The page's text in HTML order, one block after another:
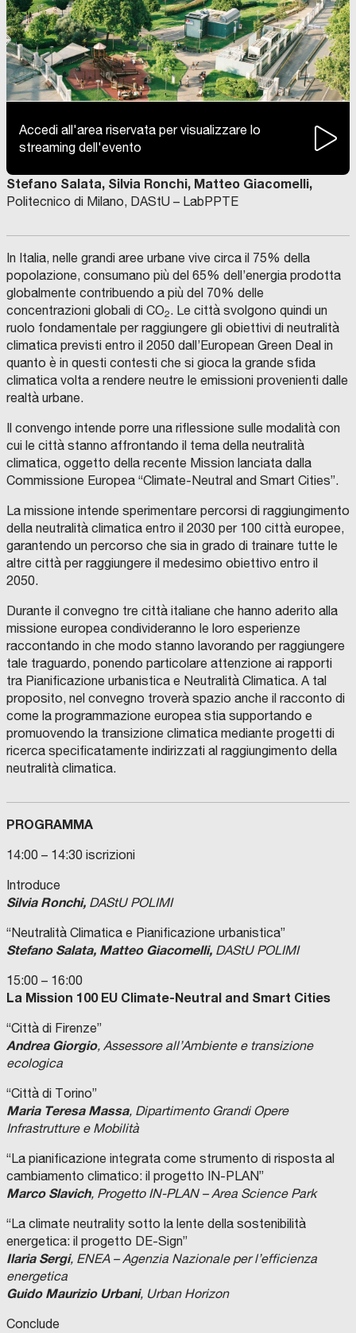
Accedi all'area riservata per visualizzare lo
streaming dell'evento
Stefano Salata, Silvia Ronchi, Matteo Giacomelli,
Politecnico di Milano, DAStU – LabPPTE
In Italia, nelle grandi aree urbane vive circa il 75% della
popolazione, consumano più del 65% dell’energia prodotta
globalmente contribuendo a più del 70% delle
concentrazioni globali di CO2. Le città svolgono quindi un
ruolo fondamentale per raggiungere gli obiettivi di neutralità
climatica previsti entro il 2050 dall’European Green Deal in
quanto è in questi contesti che si gioca la grande sfida
climatica volta a rendere neutre le emissioni provenienti dalle
realtà urbane.
Il convengo intende porre una riflessione sulle modalità con
cui le città stanno affrontando il tema della neutralità
climatica, oggetto della recente Mission lanciata dalla
Commissione Europea “Climate-Neutral and Smart Cities”.
La missione intende sperimentare percorsi di raggiungimento
della neutralità climatica entro il 2030 per 100 città europee,
garantendo un percorso che sia in grado di trainare tutte le
altre città per raggiungere il medesimo obiettivo entro il
2050.
Durante il convegno tre città italiane che hanno aderito alla
missione europea condivideranno le loro esperienze
raccontando in che modo stanno lavorando per raggiungere
tale traguardo, ponendo particolare attenzione ai rapporti
tra Pianificazione urbanistica e Neutralità Climatica. A tal
proposito, nel convegno troverà spazio anche il racconto di
come la programmazione europea stia supportando e
promuovendo la transizione climatica mediante progetti di
ricerca specificatamente indirizzati al raggiungimento della
neutralità climatica.
PROGRAMMA
14:00 – 14:30 iscrizioni
Introduce
Silvia Ronchi, DAStU POLIMI
“Neutralità Climatica e Pianificazione urbanistica”
Stefano Salata, Matteo Giacomelli, DAStU POLIMI
15:00 – 16:00
La Mission 100 EU Climate-Neutral and Smart Cities
“Città di Firenze”
Andrea Giorgio, Assessore all’Ambiente e transizione
ecologica
“Città di Torino”
Maria Teresa Massa, Dipartimento Grandi Opere
Infrastrutture e Mobilità
“La pianificazione integrata come strumento di risposta al
cambiamento climatico: il progetto IN-PLAN”
Marco Slavich, Progetto IN-PLAN – Area Science Park
“La climate neutrality sotto la lente della sostenibilità
energetica: il progetto DE-Sign”
Ilaria Sergi, ENEA – Agenzia Nazionale per l’efficienza
energetica
Guido Maurizio Urbani, Urban Horizon
Conclude